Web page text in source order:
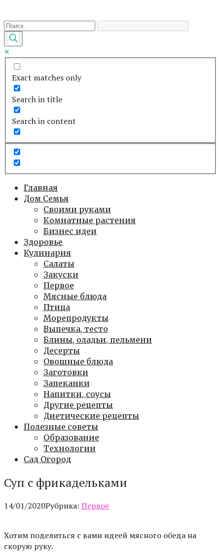
к
контенту
Exact matches only
Search in title
Search in content
Главная
Дом Семья
Своими руками
Комнатные растения
Бизнес идеи
Здоровье
Кулинария
Салаты
Закуски
Первое
Мясные блюда
Птица
Морепродукты
Выпечка, тесто
Блины, оладьи, пельмени
Десерты
Овощные блюда
Заготовки
Запеканки
Напитки, соусы
Другие рецепты
Диетические рецепты
Полезные советы
Образование
Технологии
Сад Огород
Суп с фрикадельками
14/01/2020Рубрика: Первое
Хотим поделиться с вами идеей мясного обеда на
скорую руку.